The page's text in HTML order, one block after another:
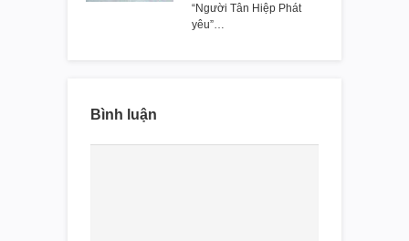
“Người Tân Hiệp Phát
yêu”…
Bình luận